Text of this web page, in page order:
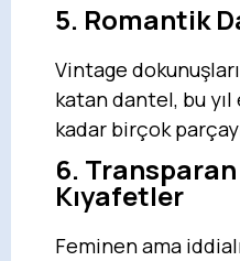
5. Romantik
Vintage
katan dantel, bu
kadar birçok
6.
Kıyafetler
Feminen ama